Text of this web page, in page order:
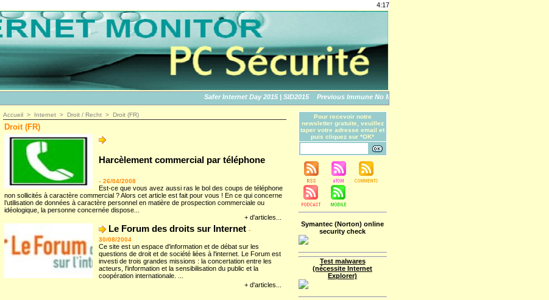
4:17
Safer Internet Day 2015 | SID2015 Previous Immune No More: An Apple Story
Accueil > Internet > Droit / Recht > Droit (FR)
Droit (FR)
Harcèlement commercial par téléphone
- 26/04/2008
Est-ce que vous avez aussi ras le bol des coups de téléphone
non sollicités à caractère commercial ? Alors cet article est fait pour vous ! En ce qui concerne
l’utilisation de données à caractère personnel en matière de prospection commerciale ou
idéologique, la personne concernée dispose...
+ d'articles...
Le Forum des droits sur Internet -
30/08/2004
Ce site est un espace d'information et de débat sur les
questions de droit et de société liées à l'internet. Le Forum est
investi de trois grandes missions : la concertation entre les
acteurs, l'information et la sensibilisation du public et la
coopération internationale. ...
+ d'articles...
Pour recevoir notre
newsletter gratuite, veuillez
taper votre adresse email et
puis cliquez sur *OK*
Symantec (Norton) online
security check
Test malwares
(nécessite Internet
Explorer)